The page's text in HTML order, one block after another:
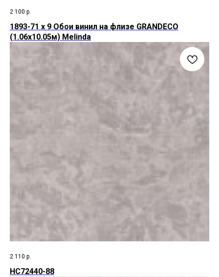
2 100 р.
1893-71 х 9 Обои винил на флизе GRANDECO
(1.06х10.05м) Melinda
2 110 р.
HC72440-88